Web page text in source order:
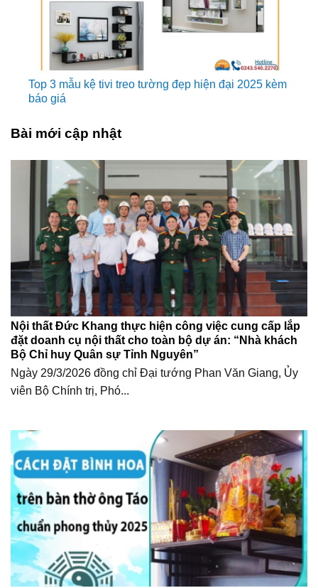
Top 3 mẫu kệ tivi treo tường đẹp hiện đại 2025 kèm
báo giá
Bài mới cập nhật
Nội thất Đức Khang thực hiện công việc cung cấp lắp
đặt doanh cụ nội thất cho toàn bộ dự án: “Nhà khách
Bộ Chỉ huy Quân sự Tỉnh Nguyên”
Ngày 29/3/2026 đồng chỉ Đại tướng Phan Văn Giang, Ủy
viên Bộ Chính trị, Phó...